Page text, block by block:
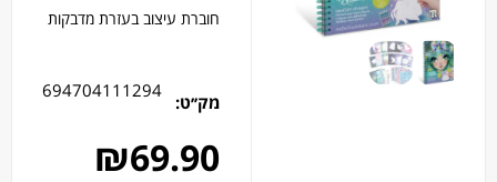
חוברת עיצוב בעזרת מדבקות
מק׳׳ט:
694704111294
₪69.90